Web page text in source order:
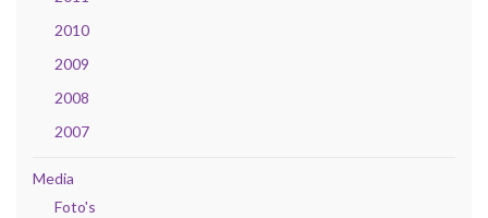
2010
2009
2008
2007
Media
Foto's